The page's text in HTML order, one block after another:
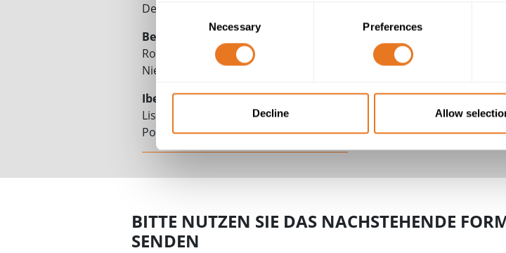
Consent
Necessary Preferences
Decline Allow
Deutschland
Benelux-Operationen
Rotterdam, 3224
Niederlande
Iberische Operationen
Lissabon
Portugal
BITTE NUTZEN SIE DAS NACHSTEHENDE
SENDEN